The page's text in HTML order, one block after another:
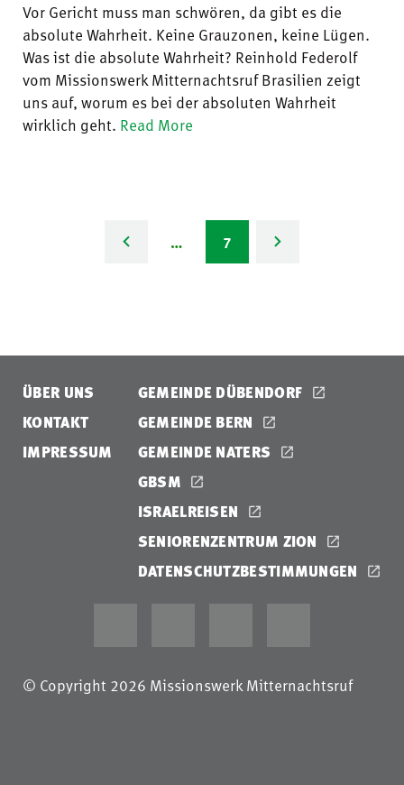
Vor Gericht muss man schwören, da gibt es die
absolute Wahrheit. Keine Grauzonen, keine Lügen.
Was ist die absolute Wahrheit? Reinhold Federolf
vom Missionswerk Mitternachtsruf Brasilien zeigt
uns auf, worum es bei der absoluten Wahrheit
wirklich geht. Read More
… 7
ÜBER UNS
KONTAKT
IMPRESSUM
GEMEINDE DÜBENDORF
GEMEINDE BERN
GEMEINDE NATERS
GBSM
ISRAELREISEN
SENIORENZENTRUM ZION
DATENSCHUTZBESTIMMUNGEN
© Copyright 2026 Missionswerk Mitternachtsruf